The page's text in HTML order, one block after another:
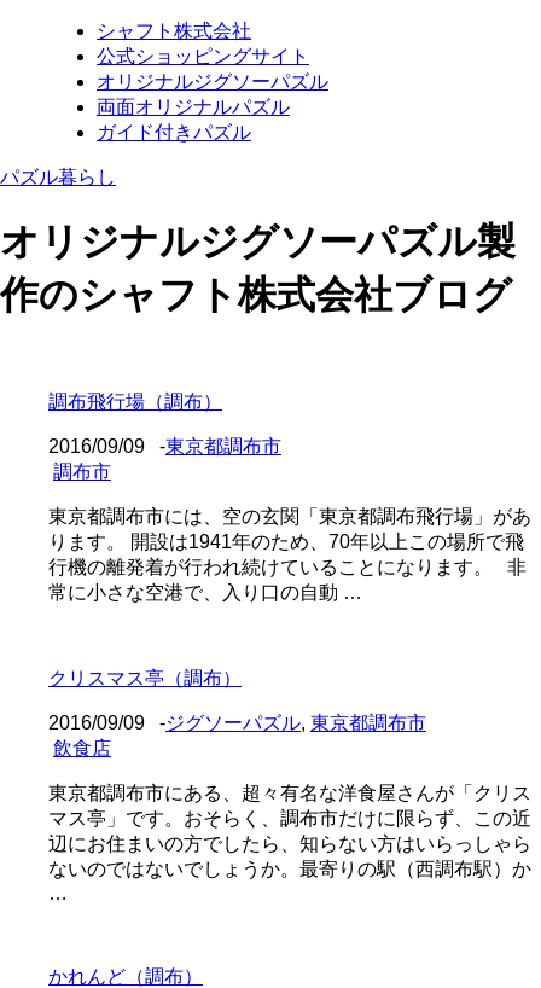
シャフト株式会社
公式ショッピングサイト
オリジナルジグソーパズル
両面オリジナルパズル
ガイド付きパズル
パズル暮らし
オリジナルジグソーパズル製
作のシャフト株式会社ブログ
調布飛行場（調布）
2016/09/09 -東京都調布市
調布市
東京都調布市には、空の玄関「東京都調布飛行場」があ
ります。 開設は1941年のため、70年以上この場所で飛
行機の離発着が行われ続けていることになります。 非
常に小さな空港で、入り口の自動 …
クリスマス亭（調布）
2016/09/09 -ジグソーパズル, 東京都調布市
飲食店
東京都調布市にある、超々有名な洋食屋さんが「クリス
マス亭」です。おそらく、調布市だけに限らず、この近
辺にお住まいの方でしたら、知らない方はいらっしゃら
ないのではないでしょうか。最寄りの駅（西調布駅）か
…
かれんど（調布）